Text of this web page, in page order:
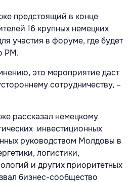
предстоящий в конце
16 крупных немецких
участия в форуме, где будет
РМ.
это мероприятие даст
сотрудничеству, –
рассказал немецкому
инвестиционных
руководством Молдовы в
логистики,
и других приоритетных
бизнес-сообщество